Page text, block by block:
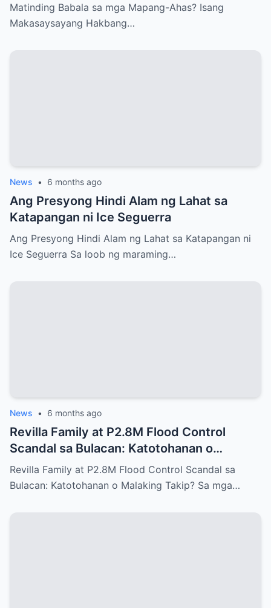
Matinding Babala sa mga Mapang-Ahas? Isang
Makasaysayang Hakbang…
News • 6 months ago
Ang Presyong Hindi Alam ng Lahat sa
Katapangan ni Ice Seguerra
Ang Presyong Hindi Alam ng Lahat sa Katapangan ni
Ice Seguerra Sa loob ng maraming…
News • 6 months ago
Revilla Family at P2.8M Flood Control
Scandal sa Bulacan: Katotohanan o
Malaking Takip?
Revilla Family at P2.8M Flood Control Scandal sa
Bulacan: Katotohanan o Malaking Takip? Sa mga…